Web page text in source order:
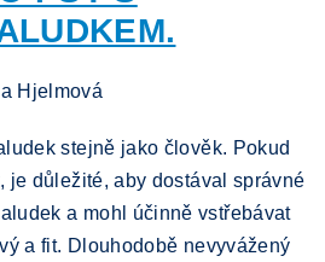
Hjelmová
stejně jako člověk. Pokud
je důležité, aby dostával správné
a mohl účinně vstřebávat
a fit. Dlouhodobě nevyvážený